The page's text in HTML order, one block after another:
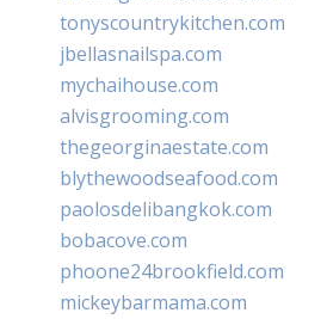
tonyscountrykitchen.com
jbellasnailspa.com
mychaihouse.com
alvisgrooming.com
thegeorginaestate.com
blythewoodseafood.com
paolosdelibangkok.com
bobacove.com
phoone24brookfield.com
mickeybarmama.com